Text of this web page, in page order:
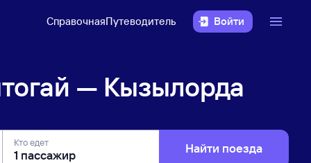
СправочнаяПутеводитель Войти
— Кызылорда
Кто едет Найти поезда